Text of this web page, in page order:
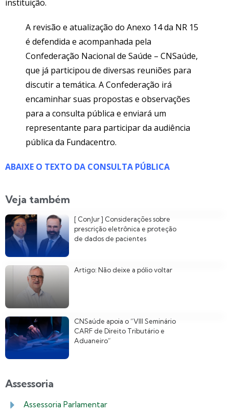
instituição.
A revisão e atualização do Anexo 14 da NR 15
é defendida e acompanhada pela
Confederação Nacional de Saúde – CNSaúde,
que já participou de diversas reuniões para
discutir a temática. A Confederação irá
encaminhar suas propostas e observações
para a consulta pública e enviará um
representante para participar da audiência
pública da Fundacentro.
ABAIXE O TEXTO DA CONSULTA PÚBLICA
Veja também
[ ConJur ] Considerações sobre
prescrição eletrônica e proteção
de dados de pacientes
Artigo: Não deixe a pólio voltar
CNSaúde apoia o “VIII Seminário
CARF de Direito Tributário e
Aduaneiro”
Assessoria
Assessoria Parlamentar